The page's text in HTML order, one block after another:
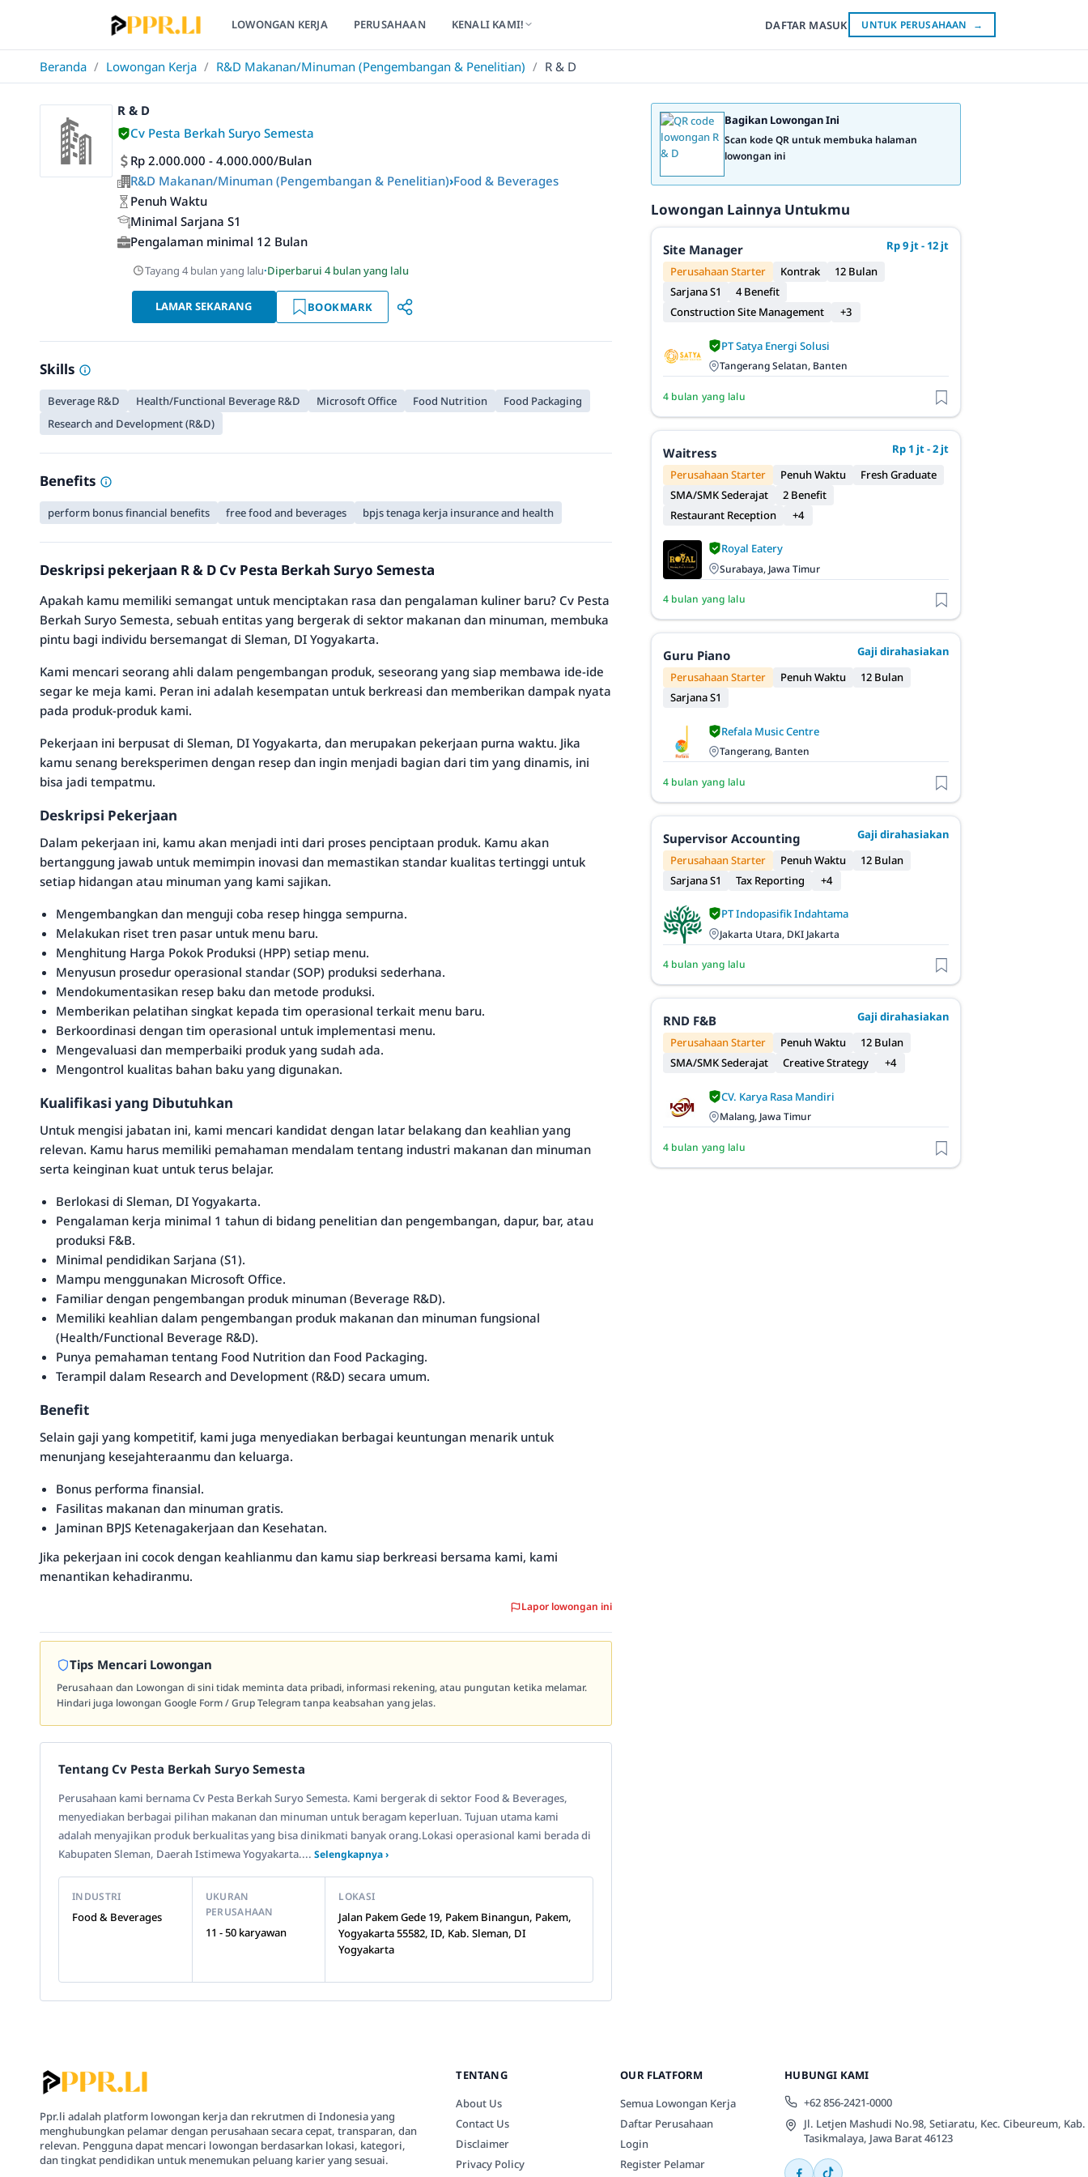
LOWONGAN KERJA PERUSAHAAN KENALI KAMI! DAFTAR MASUK UNTUK PERUSAHAAN →
Beranda / Lowongan Kerja / R&D Makanan/Minuman (Pengembangan & Penelitian) / R & D
R & D
Cv Pesta Berkah Suryo Semesta
Rp 2.000.000 - 4.000.000/Bulan
R&D Makanan/Minuman (Pengembangan & Penelitian)›Food & Beverages
Penuh Waktu
Minimal Sarjana S1
Pengalaman minimal 12 Bulan
Tayang 4 bulan yang lalu·Diperbarui 4 bulan yang lalu
LAMAR SEKARANG BOOKMARK
Skills
Beverage R&D Health/Functional Beverage R&D Microsoft Office Food Nutrition
Food Packaging
Research and Development (R&D)
Benefits
perform bonus financial benefits free food and beverages bpjs tenaga kerja insurance and health
Deskripsi pekerjaan R & D Cv Pesta Berkah Suryo Semesta
Apakah kamu memiliki semangat untuk menciptakan rasa dan pengalaman kuliner baru? Cv Pesta
Berkah Suryo Semesta, sebuah entitas yang bergerak di sektor makanan dan minuman, membuka
pintu bagi individu bersemangat di Sleman, DI Yogyakarta.
Kami mencari seorang ahli dalam pengembangan produk, seseorang yang siap membawa ide-ide
segar ke meja kami. Peran ini adalah kesempatan untuk berkreasi dan memberikan dampak nyata
pada produk-produk kami.
Pekerjaan ini berpusat di Sleman, DI Yogyakarta, dan merupakan pekerjaan purna waktu. Jika
kamu senang bereksperimen dengan resep dan ingin menjadi bagian dari tim yang dinamis, ini
bisa jadi tempatmu.
Deskripsi Pekerjaan
Dalam pekerjaan ini, kamu akan menjadi inti dari proses penciptaan produk. Kamu akan
bertanggung jawab untuk memimpin inovasi dan memastikan standar kualitas tertinggi untuk
setiap hidangan atau minuman yang kami sajikan.
Mengembangkan dan menguji coba resep hingga sempurna.
Melakukan riset tren pasar untuk menu baru.
Menghitung Harga Pokok Produksi (HPP) setiap menu.
Menyusun prosedur operasional standar (SOP) produksi sederhana.
Mendokumentasikan resep baku dan metode produksi.
Memberikan pelatihan singkat kepada tim operasional terkait menu baru.
Berkoordinasi dengan tim operasional untuk implementasi menu.
Mengevaluasi dan memperbaiki produk yang sudah ada.
Mengontrol kualitas bahan baku yang digunakan.
Kualifikasi yang Dibutuhkan
Untuk mengisi jabatan ini, kami mencari kandidat dengan latar belakang dan keahlian yang
relevan. Kamu harus memiliki pemahaman mendalam tentang industri makanan dan minuman
serta keinginan kuat untuk terus belajar.
Berlokasi di Sleman, DI Yogyakarta.
Pengalaman kerja minimal 1 tahun di bidang penelitian dan pengembangan, dapur, bar, atau
produksi F&B.
Minimal pendidikan Sarjana (S1).
Mampu menggunakan Microsoft Office.
Familiar dengan pengembangan produk minuman (Beverage R&D).
Memiliki keahlian dalam pengembangan produk makanan dan minuman fungsional
(Health/Functional Beverage R&D).
Punya pemahaman tentang Food Nutrition dan Food Packaging.
Terampil dalam Research and Development (R&D) secara umum.
Benefit
Selain gaji yang kompetitif, kami juga menyediakan berbagai keuntungan menarik untuk
menunjang kesejahteraanmu dan keluarga.
Bonus performa finansial.
Fasilitas makanan dan minuman gratis.
Jaminan BPJS Ketenagakerjaan dan Kesehatan.
Jika pekerjaan ini cocok dengan keahlianmu dan kamu siap berkreasi bersama kami, kami
menantikan kehadiranmu.
Lapor lowongan ini
Tips Mencari Lowongan
Perusahaan dan Lowongan di sini tidak meminta data pribadi, informasi rekening, atau pungutan ketika melamar.
Hindari juga lowongan Google Form / Grup Telegram tanpa keabsahan yang jelas.
Tentang Cv Pesta Berkah Suryo Semesta
Perusahaan kami bernama Cv Pesta Berkah Suryo Semesta. Kami bergerak di sektor Food & Beverages,
menyediakan berbagai pilihan makanan dan minuman untuk beragam keperluan. Tujuan utama kami
adalah menyajikan produk berkualitas yang bisa dinikmati banyak orang.Lokasi operasional kami berada di
Kabupaten Sleman, Daerah Istimewa Yogyakarta.... Selengkapnya ›
INDUSTRI
Food & Beverages
UKURAN
PERUSAHAAN
11 - 50 karyawan
LOKASI
Jalan Pakem Gede 19, Pakem Binangun, Pakem,
Yogyakarta 55582, ID, Kab. Sleman, DI
Yogyakarta
Bagikan Lowongan Ini
Scan kode QR untuk membuka halaman
lowongan ini
Lowongan Lainnya Untukmu
Site Manager
Rp 9 jt - 12 jt
Perusahaan Starter
Kontrak
12 Bulan
Sarjana S1
4 Benefit
Construction Site Management
+3
PT Satya Energi Solusi
Tangerang Selatan, Banten
4 bulan yang lalu
Waitress
Rp 1 jt - 2 jt
Perusahaan Starter
Penuh Waktu
Fresh Graduate
SMA/SMK Sederajat
2 Benefit
Restaurant Reception
+4
Royal Eatery
Surabaya, Jawa Timur
4 bulan yang lalu
Guru Piano
Gaji dirahasiakan
Perusahaan Starter
Penuh Waktu
12 Bulan
Sarjana S1
Refala Music Centre
Tangerang, Banten
4 bulan yang lalu
Supervisor Accounting
Gaji dirahasiakan
Perusahaan Starter
Penuh Waktu
12 Bulan
Sarjana S1
Tax Reporting +4
PT Indopasifik Indahtama
Jakarta Utara, DKI Jakarta
4 bulan yang lalu
RND F&B
Gaji dirahasiakan
Perusahaan Starter
Penuh Waktu
12 Bulan
SMA/SMK Sederajat
Creative Strategy +4
CV. Karya Rasa Mandiri
Malang, Jawa Timur
4 bulan yang lalu
Ppr.li adalah platform lowongan kerja dan rekrutmen di Indonesia yang
menghubungkan pelamar dengan perusahaan secara cepat, transparan, dan
relevan. Pengguna dapat mencari lowongan berdasarkan lokasi, kategori,
dan tingkat pendidikan untuk menemukan peluang karier yang sesuai.
TENTANG
About Us
Contact Us
Disclaimer
Privacy Policy
OUR FLATFORM
Semua Lowongan Kerja
Daftar Perusahaan
Login
Register Pelamar
HUBUNGI KAMI
+62 856-2421-0000
Jl. Letjen Mashudi No.98, Setiaratu, Kec. Cibeureum, Kab.
Tasikmalaya, Jawa Barat 46123